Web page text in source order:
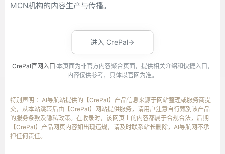
MCN机构的内容生产与传播。
进入 CrePal
CrePal官网入口 ·本页面为非官方内容聚合页面，提供相关介绍和快捷入口，
内容仅供参考，具体以官网为准。
特别声明 ：AI导航站提供的【CrePal】产品信息来源于网站整理或服务商提
交，从本站跳转后由【CrePal】网站提供服务，请用户注意自行甄别该产品
的服务条款及隐私政策。在收录时，该网页上的内容都属于合规合法，后期
【CrePal】产品网页内容如出现违规，请及时联系站长删除，AI导航网不承
担任何责任。